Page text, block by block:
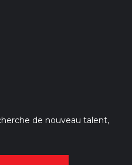
de nouveau talent,